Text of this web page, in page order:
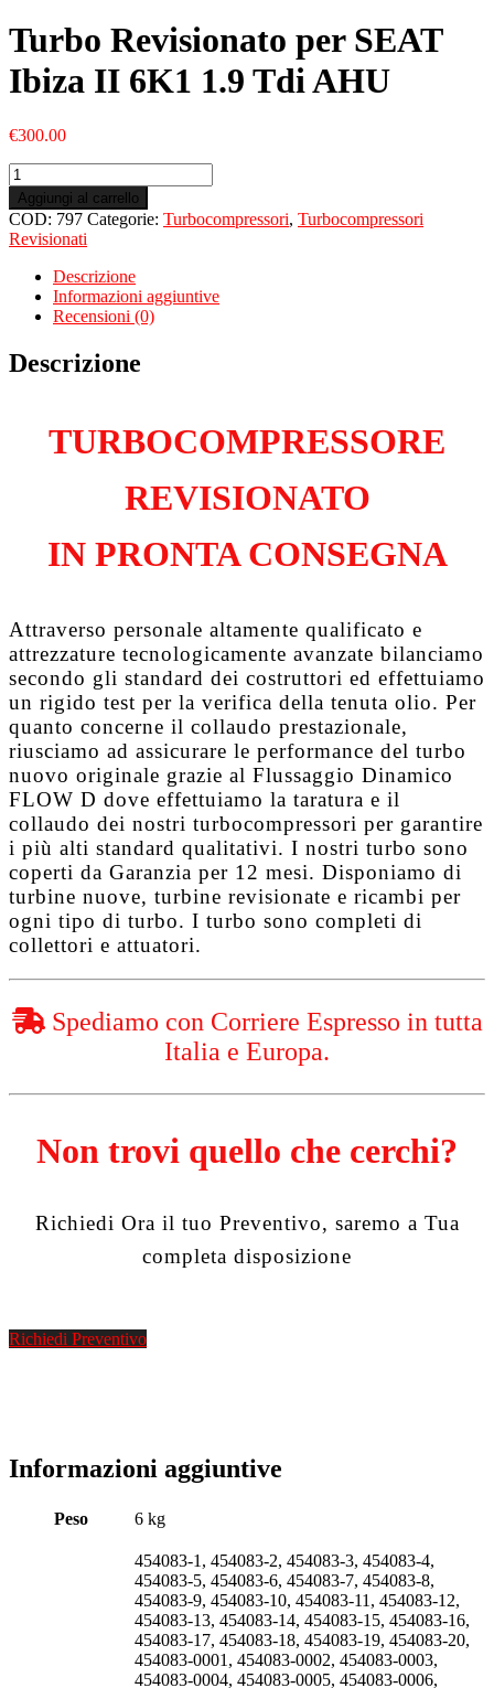
Turbo Revisionato per SEAT
Ibiza II 6K1 1.9 Tdi AHU
€300.00
Turbo
Revisionato
per
SEAT
Ibiza
6K1
AHU
quantità
Aggiungi al carrello
COD: 797 Categorie: Turbocompressori, Turbocompressori
Revisionati
Descrizione
Informazioni aggiuntive
Recensioni (0)
Descrizione
TURBOCOMPRESSORE
REVISIONATO
IN PRONTA CONSEGNA
Attraverso personale altamente qualificato e
attrezzature tecnologicamente avanzate bilanciamo
secondo gli standard dei costruttori ed effettuiamo
un rigido test per la verifica della tenuta olio. Per
quanto concerne il collaudo prestazionale,
riusciamo ad assicurare le performance del turbo
nuovo originale grazie al Flussaggio Dinamico
FLOW D dove effettuiamo la taratura e il
collaudo dei nostri turbocompressori per garantire
i più alti standard qualitativi. I nostri turbo sono
coperti da Garanzia per 12 mesi. Disponiamo di
turbine nuove, turbine revisionate e ricambi per
ogni tipo di turbo. I turbo sono completi di
collettori e attuatori.
Spediamo con Corriere Espresso in tutta
Italia e Europa.
Non trovi quello che cerchi?
Richiedi Ora il tuo Preventivo, saremo a Tua
completa disposizione
Richiedi Preventivo
Informazioni aggiuntive
Peso 6 kg
454083-1, 454083-2, 454083-3, 454083-4,
454083-5, 454083-6, 454083-7, 454083-8,
454083-9, 454083-10, 454083-11, 454083-12,
454083-13, 454083-14, 454083-15, 454083-16,
454083-17, 454083-18, 454083-19, 454083-20,
454083-0001, 454083-0002, 454083-0003,
454083-0004, 454083-0005, 454083-0006,